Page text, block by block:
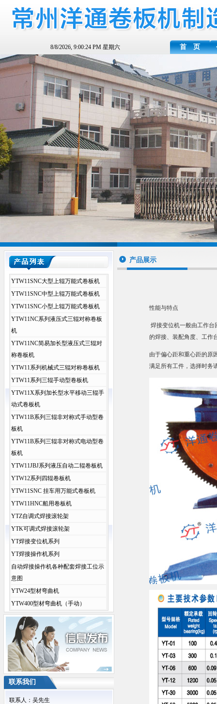
8/8/2026, 9:00:25 PM 星期六 首 页
YTW11SNC大型上辊万能式卷板机
YTW11SNC中型上辊万能式卷板机
YTW11SNC小型上辊万能式卷板机
YTW11NC系列液压式三辊对称卷板
机
YTW11NC简易加长型液压式三辊对
称卷板机
YTW11系列机械式三辊对称卷板机
YTW11系列三辊手动型卷板机
YTW11X系列加长型水平移动三辊手
动式卷板机
YTW11B系列三辊非对称式手动型卷
板机
YTW11B系列三辊非对称式电动型卷
板机
YTW11JBJ系列液压自动二辊卷板机
YTW12系列四辊卷板机
YTW11SNC 挂车用万能式卷板机
YTW11HNC船用卷板机
YTZ自调式焊接滚轮架
YTK可调式焊接滚轮架
YT焊接变位机系列
YT焊接操作机系列
自动焊接操作机各种配套焊接工位示
意图
YTW24型材弯曲机
YTW400型材弯曲机（手动）
联系我们
联系人：吴先生
产品展示
性能与特点
焊接变位机一般由工作台
的焊接、装配角度、工作
由于偏心距和重心距的原
满足所有工件，选择时务